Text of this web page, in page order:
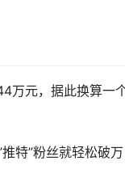
万元，据此换算一
特”粉丝就轻松破